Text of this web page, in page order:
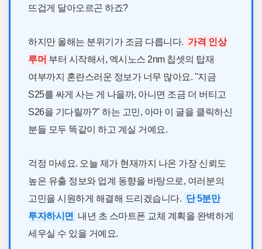
뜨겁게 달아오르곤 하죠?
하지만 올해는 분위기가 조금 다릅니다. 가격 인상
루머 부터 시작해서, 엑시노스 2nm 칩셋의 탑재
여부까지 혼란스러운 정보가 너무 많아요. "지금
S25를 싸게 사는 게 나을까, 아니면 조금 더 버티고
S26을 기다릴까?" 하는 고민, 아마 이 글을 클릭하신
분들 모두 똑같이 하고 계실 거예요.
걱정 마세요. 오늘 제가 현재까지 나온 가장 신뢰도
높은 유출 정보와 업계 동향을 바탕으로, 여러분의
고민을 시원하게 해결해 드리겠습니다. 단 5분만
투자하시면
내년 초 스마트폰 교체 계획을 완벽하게
세우실 수 있을 거예요.